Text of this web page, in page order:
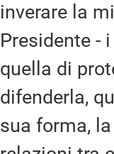
inverare la
Presidente -
quella di
difenderla,
sua forma,